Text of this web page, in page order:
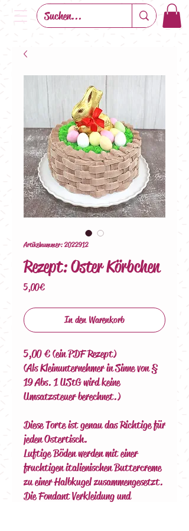
Artikelnummer: 2022912
Rezept: Oster Körbchen
5,00 €Preis
In den Warenkorb
5,00 € (ein PDF Rezept)
(Als Kleinunternehmer in Sinne von §
19 Abs. 1 UStG wird keine
Umsatzsteuer berechnet.)
Diese Torte ist genau das Richtige für
jeden Ostertisch.
Luftige Böden werden mit einer
fruchtigen italienischen Buttercreme
zu einer Halbkugel zusammengesetzt.
Die Fondant Verkleidung und